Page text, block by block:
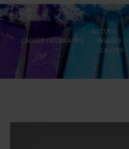
ACCUEIL >
CADRES DÉCORATIFS > IMAGES >
CA3209